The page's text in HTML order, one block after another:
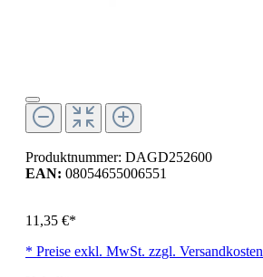
Produktnummer: DAGD252600
EAN: 08054655006551
11,35 €*
* Preise exkl. MwSt. zzgl. Versandkosten